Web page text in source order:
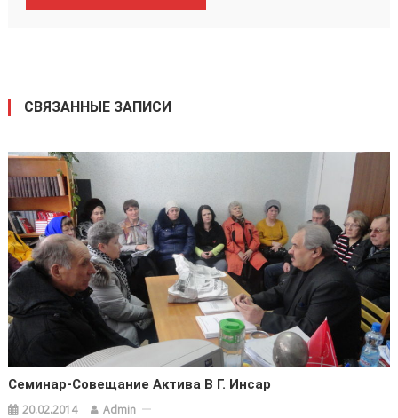
СВЯЗАННЫЕ ЗАПИСИ
Семинар-Совещание Актива В Г. Инсар
20.02.2014 Admin